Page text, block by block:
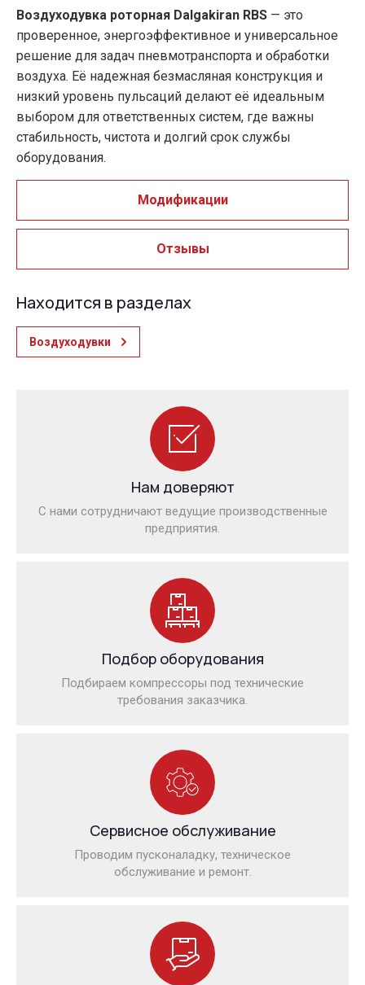
Воздуходувка роторная Dalgakiran RBS — это
проверенное, энергоэффективное и универсальное
решение для задач пневмотранспорта и обработки
воздуха. Её надежная безмасляная конструкция и
низкий уровень пульсаций делают её идеальным
выбором для ответственных систем, где важны
стабильность, чистота и долгий срок службы
оборудования.
Модификации
Отзывы
Находится в разделах
Воздуходувки
Нам доверяют
С нами сотрудничают ведущие производственные
предприятия.
Подбор оборудования
Подбираем компрессоры под технические
требования заказчика.
Сервисное обслуживание
Проводим пусконаладку, техническое
обслуживание и ремонт.